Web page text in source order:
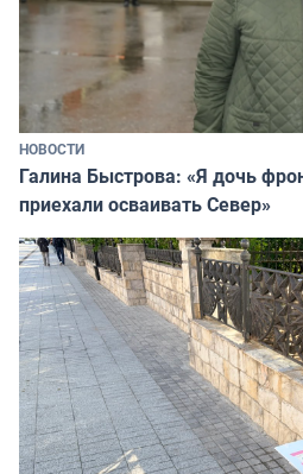
НОВОСТИ
Галина Быстрова: «Я дочь
приехали осваивать Север»